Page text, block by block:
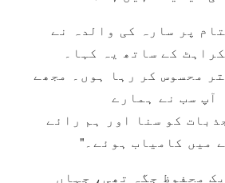
پر سارہ کی والدہ نے
کے ساتھ یہ کہا۔
محسوس کر رہا ہوں۔ مجھے
آپ سب نے ہمارے
کو سنا اور ہم رائے
میں کامیاب ہوئے۔"
محفوظ جگہ تھی، جہاں